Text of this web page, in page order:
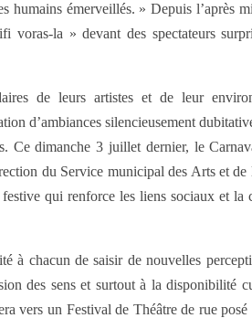
humains émerveillés. » Depuis l’après
la » devant des spectateurs
de leurs artistes et de leur
d’ambiances silencieusement
Ce dimanche 3 juillet dernier, le
du Service municipal des Arts et
qui renforce les liens sociaux et la
à chacun de saisir de nouvelles
des sens et surtout à la disponibilité
vers un Festival de Théâtre de rue